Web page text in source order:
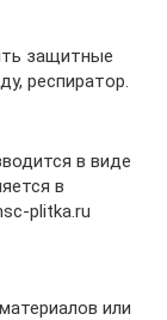
защитные
респиратор.
в виде
в
plitka.ru
или